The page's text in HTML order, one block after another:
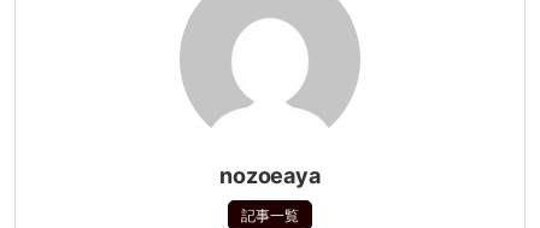
nozoeaya
記事一覧